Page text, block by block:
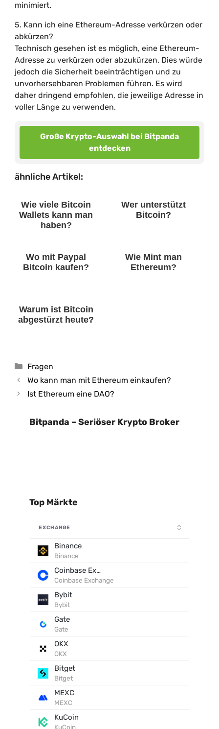
minimiert.
5. Kann ich eine Ethereum-Adresse verkürzen oder
abkürzen?
Technisch gesehen ist es möglich, eine Ethereum-
Adresse zu verkürzen oder abzukürzen. Dies würde
jedoch die Sicherheit beeinträchtigen und zu
unvorhersehbaren Problemen führen. Es wird
daher dringend empfohlen, die jeweilige Adresse in
voller Länge zu verwenden.
Große Krypto-Auswahl bei Bitpanda
entdecken
ähnliche Artikel:
Wie viele Bitcoin
Wallets kann man
haben?
Wer unterstützt
Bitcoin?
Wo mit Paypal
Bitcoin kaufen?
Wie Mint man
Ethereum?
Warum ist Bitcoin
abgestürzt heute?
Kategorien
Fragen
Wo kann man mit Ethereum einkaufen?
Ist Ethereum eine DAO?
Bitpanda – Seriöser Krypto Broker
Top Märkte
EXCHANGE
Binance
Binance
Coinbase Exchange
Coinbase Exchange
Bybit
Bybit
Gate
Gate
OKX
OKX
Bitget
Bitget
MEXC
MEXC
KuCoin
KuCoin